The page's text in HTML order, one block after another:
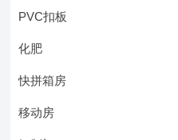
PVC扣板
化肥
快拼箱房
移动房